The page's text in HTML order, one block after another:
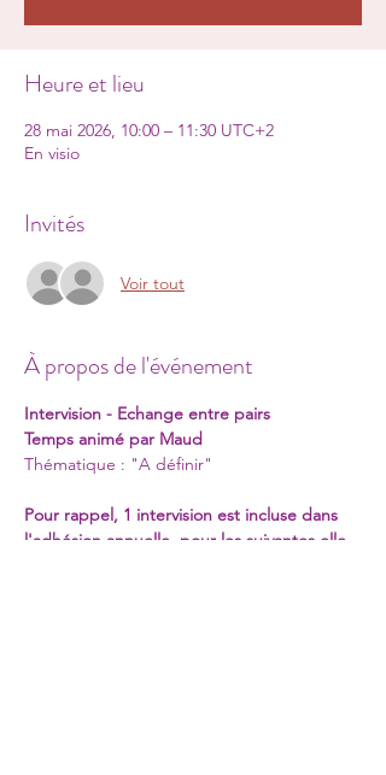
Heure et lieu
28 mai 2026, 10:00 – 11:30 UTC+2
En visio
Invités
Voir tout
À propos de l'événement
Intervision - Echange entre pairs
Temps animé par Maud
Thématique : "A définir"
Pour rappel, 1 intervision est incluse dans
l'adhésion annuelle, pour les suivantes elle